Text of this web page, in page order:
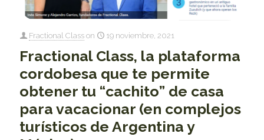
Fractional Class on 19 noviembre, 2021
Fractional Class, la plataforma
cordobesa que te permite
obtener tu “cachito” de casa
para vacacionar (en complejos
turísticos de Argentina y